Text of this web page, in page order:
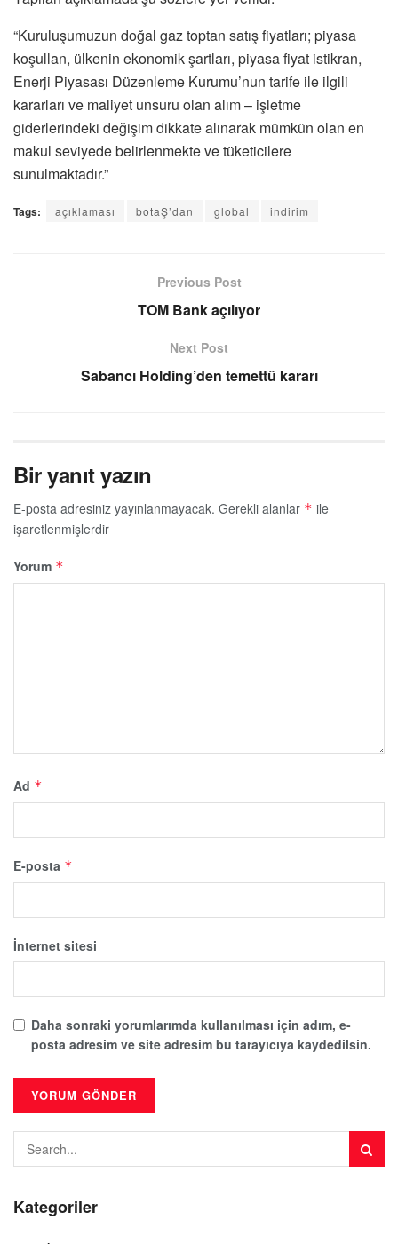
“Kuruluşumuzun doğal gaz toptan satış fiyatları; piyasa
koşullan, ülkenin ekonomik şartları, piyasa fiyat istikran,
Enerji Piyasası Düzenleme Kurumu’nun tarife ile ilgili
kararları ve maliyet unsuru olan alım – işletme
giderlerindeki değişim dikkate alınarak mümkün olan en
makul seviyede belirlenmekte ve tüketicilere
sunulmaktadır.”
Tags: açıklaması botaŞ’dan global indirim
Previous Post
TOM Bank açılıyor
Next Post
Sabancı Holding’den temettü kararı
Bir yanıt yazın
E-posta adresiniz yayınlanmayacak. Gerekli alanlar * ile
işaretlenmişlerdir
Yorum *
Ad *
E-posta *
İnternet sitesi
Daha sonraki yorumlarımda kullanılması için adım, e-
posta adresim ve site adresim bu tarayıcıya kaydedilsin.
Kategoriler